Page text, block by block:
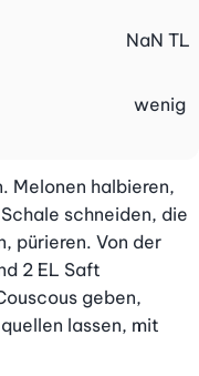
NaN TL
wenig
Melonen halbieren,
schneiden, die
pürieren. Von der
2 EL Saft
geben,
lassen, mit